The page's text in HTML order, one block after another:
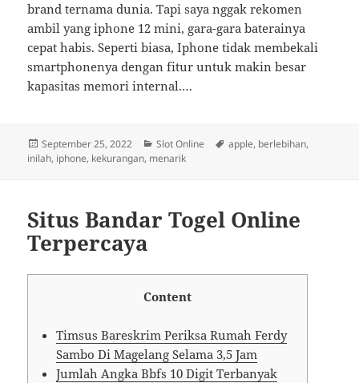
brand ternama dunia. Tapi saya nggak rekomen
ambil yang iphone 12 mini, gara-gara baterainya
cepat habis. Seperti biasa, Iphone tidak membekali
smartphonenya dengan fitur untuk makin besar
kapasitas memori internal.…
Diposkan
pada
September 25, 2022 Kategori
Slot Online Tag
apple, berlebihan,
inilah, iphone, kekurangan, menarik
Situs Bandar Togel Online
Terpercaya
Content
Timsus Bareskrim Periksa Rumah Ferdy
Sambo Di Magelang Selama 3,5 Jam
Jumlah Angka Bbfs 10 Digit Terbanyak